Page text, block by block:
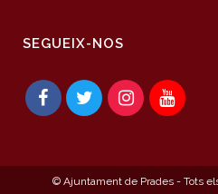
SEGUEIX-NOS
© Ajuntament de Prades - Tots